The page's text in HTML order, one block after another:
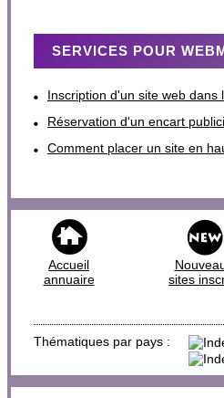
SERVICES POUR
Inscription d'un site web dans
Réservation d'un encart
Comment placer un site en
Accueil
annuaire
sites
Thématiques par pays :